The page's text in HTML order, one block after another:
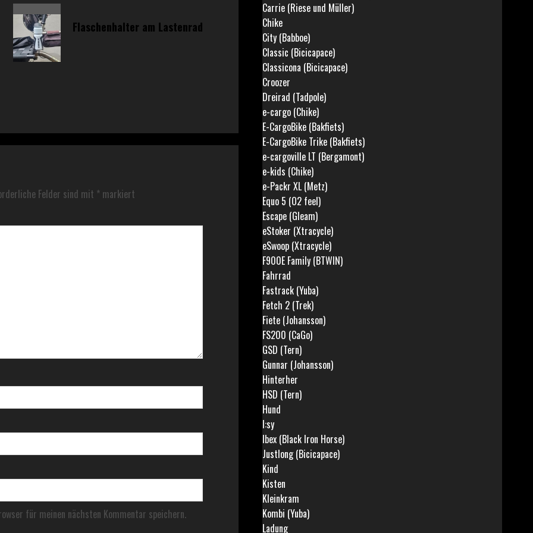
Flaschenhalter am Lastenrad
Felder sind mit * markiert
für meinen nächsten Kommentar speichern.
Carrie (Riese und Müller)
Chike
City (Babboe)
Classic (Bicicapace)
Classicona (Bicicapace)
Croozer
Dreirad (Tadpole)
e-cargo (Chike)
E-CargoBike (Bakfiets)
E-CargoBike Trike (Bakfiets)
e-cargoville LT (Bergamont)
e-kids (Chike)
e-Packr XL (Metz)
Equo 5 (O2 feel)
Escape (Gleam)
eStoker (Xtracycle)
eSwoop (Xtracycle)
F900E Family (BTWIN)
Fahrrad
Fastrack (Yuba)
Fetch 2 (Trek)
Fiete (Johansson)
FS200 (CaGo)
GSD (Tern)
Gunnar (Johansson)
Hinterher
HSD (Tern)
Hund
I:sy
Ibex (Black Iron Horse)
Justlong (Bicicapace)
Kind
Kisten
Kleinkram
Kombi (Yuba)
Ladung